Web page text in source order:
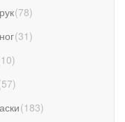
(78)
(31 )
10)
57)
(183)